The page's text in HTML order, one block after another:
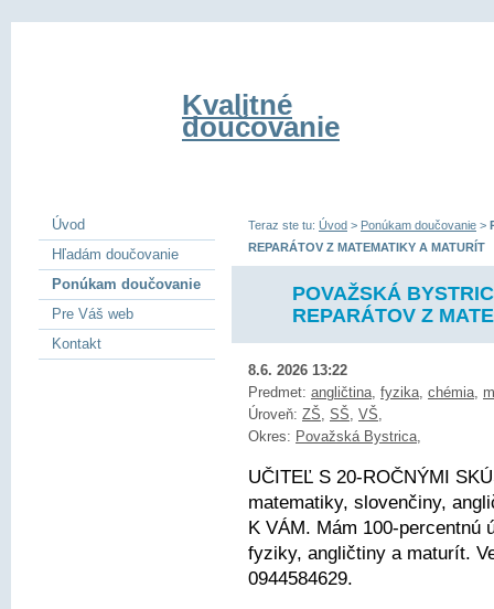
Kvalitné
doučovanie
Teraz ste tu: Úvod > Ponúkam doučovanie >
REPARÁTOV Z MATEMATIKY A MATURÍT
POVAŽSKÁ
REPARÁTOV Z
8.6. 2026 13:22
Predmet: angličtina, fyzika, chémia,
Úroveň: ZŠ, SŠ, VŠ,
Okres: Považská Bystrica,
UČITEĽ S 20-ROČNÝMI
matematiky, slovenčiny,
K VÁM. Mám 100-percentnú
fyziky, angličtiny a maturít.
0944584629.
Úvod
Hľadám doučovanie
Ponúkam doučovanie
Pre Váš web
Kontakt